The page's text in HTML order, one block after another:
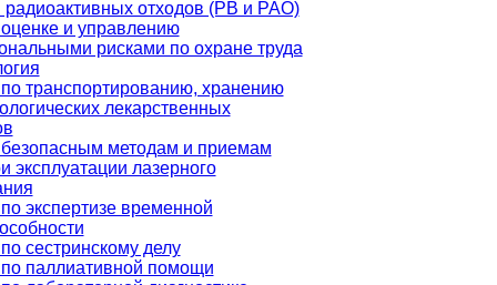
радиоактивных отходов (РВ и РАО)
и управлению
рисками по охране труда
транспортированию, хранению
лекарственных
методам и приемам
эксплуатации лазерного
экспертизе временной
сестринскому делу
паллиативной помощи